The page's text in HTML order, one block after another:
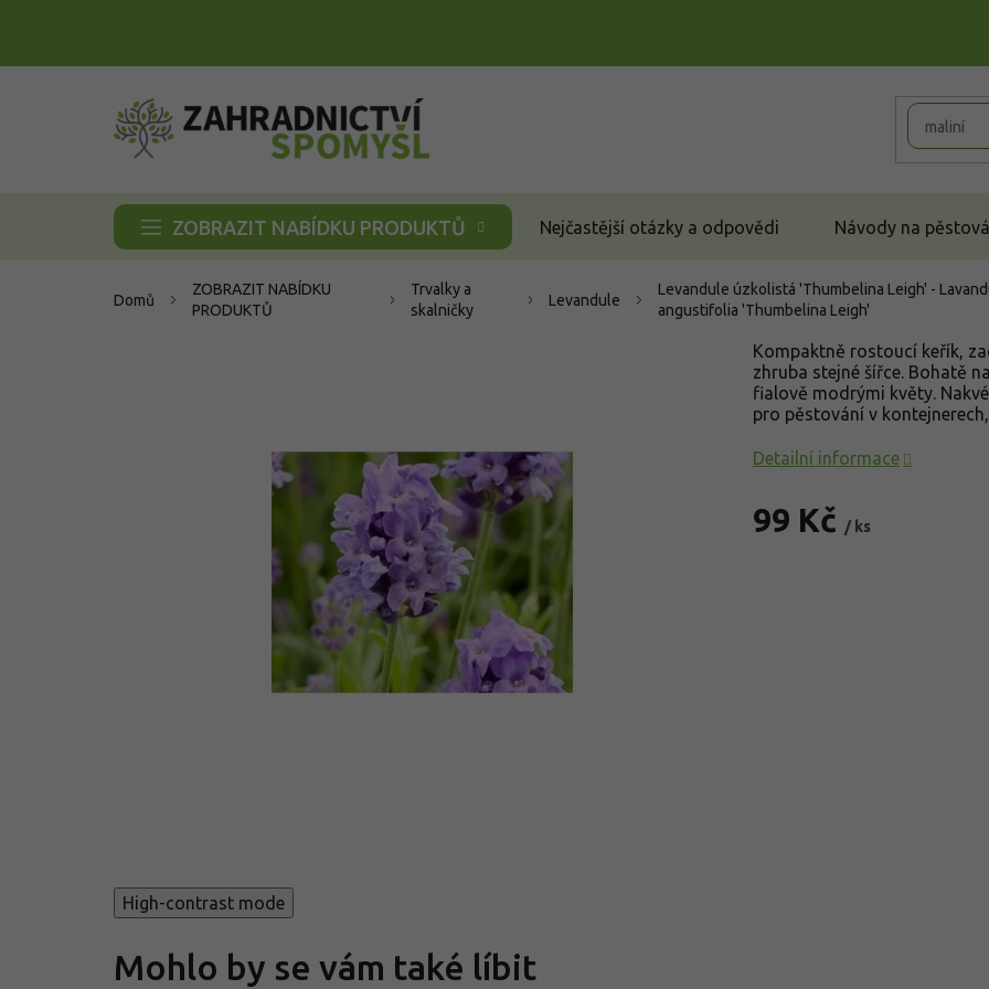
ZOBRAZIT NABÍDKU PRODUKTŮ Nejčastější otázky a odpovědi Návody na
Domů
ZOBRAZIT NABÍDKU
PRODUKTŮ
Trvalky a
skalničky
Levandule
Levandule úzkolistá 'Thumbelina Leigh' -
angustifolia 'Thumbelina Leigh'
99 Kč / ks
Kompaktně rostoucí keřík,
zhruba stejné šířce. Bohatě
fialově modrými květy.
pro pěstování v
Detailní informace
High-contrast mode
Mohlo by se vám také líbit